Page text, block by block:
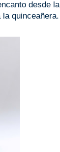
desde la
quinceañera.